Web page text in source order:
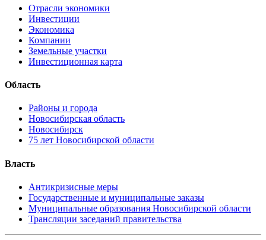
Отрасли экономики
Инвестиции
Экономика
Компании
Земельные участки
Инвестиционная карта
Область
Районы и города
Новосибирская область
Новосибирск
75 лет Новосибирской области
Власть
Антикризисные меры
Государственные и муниципальные заказы
Муниципальные образования Новосибирской области
Трансляции заседаний правительства